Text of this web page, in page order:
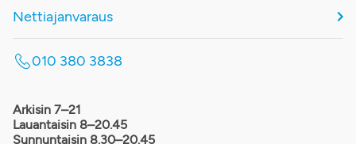
Nettiajanvaraus
010 380 3838
Arkisin 7–21
Lauantaisin 8–20.45
Sunnuntaisin 8.30–20.45